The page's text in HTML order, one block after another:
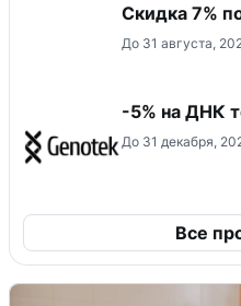
Скидка 7%
До 31 августа,
-5% на ДНК
До 31 декабря,
Все